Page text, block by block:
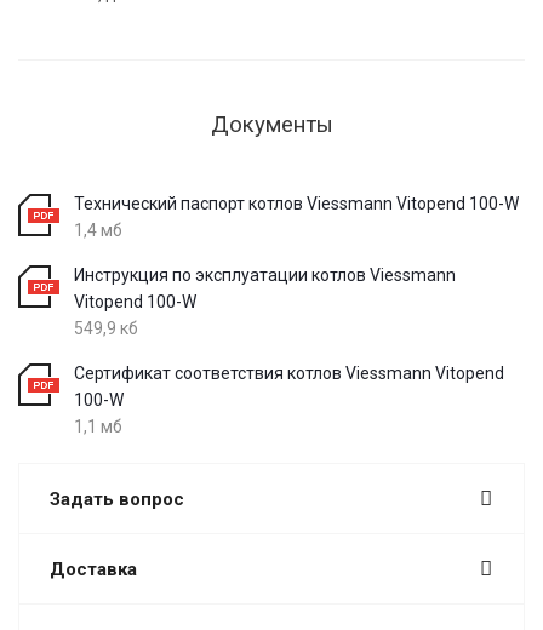
Документы
Технический паспорт котлов Viessmann Vitopend 100-W
1,4 мб
Инструкция по эксплуатации котлов Viessmann
Vitopend 100-W
549,9 кб
Сертификат соответствия котлов Viessmann Vitopend
100-W
1,1 мб
Задать вопрос
Доставка